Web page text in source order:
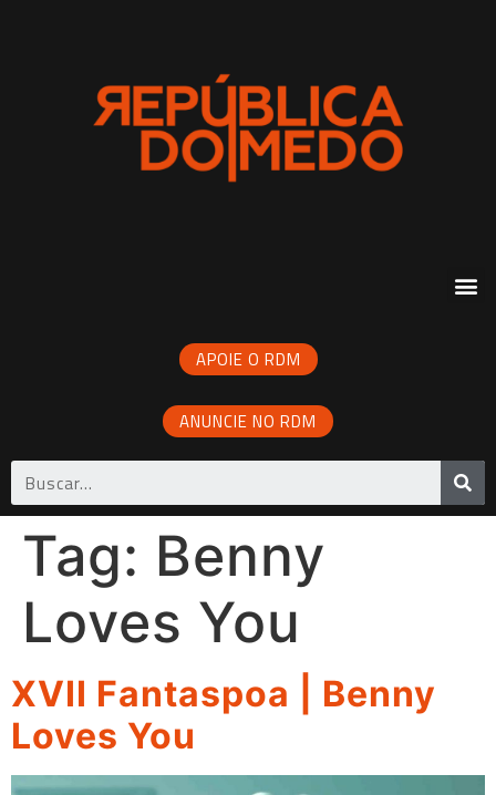
APOIE O RDM
ANUNCIE NO RDM
Tag: Benny
Loves You
XVII Fantaspoa | Benny
Loves You